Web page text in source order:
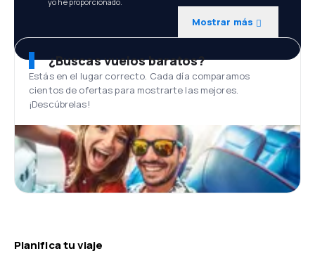
Mostrar más
¿Buscas vuelos baratos?
Estás en el lugar correcto. Cada día comparamos
cientos de ofertas para mostrarte las mejores.
¡Descúbrelas!
Planifica tu viaje